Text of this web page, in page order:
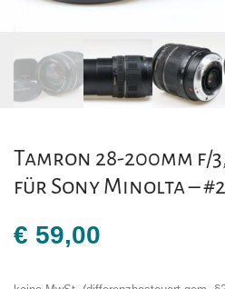
Tamron 28-200mm f/
für Sony Minolta –
€ 59,00